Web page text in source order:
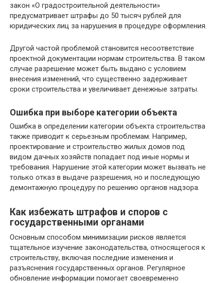
закон «О градостроительной деятельности»
предусматривает штрафы до 50 тысяч рублей для
юридических лиц за нарушения в процедуре оформления.
Другой частой проблемой становится несоответствие
проектной документации нормам строительства. В таком
случае разрешение может быть выдано с условием
внесения изменений, что существенно задерживает
сроки строительства и увеличивает денежные затраты.
Ошибка при выборе категории объекта
Ошибка в определении категории объекта строительства
также приводит к серьезным проблемам. Например,
проектирование и строительство жилых домов под
видом дачных хозяйств попадает под иные нормы и
требования. Нарушение этой категории может вызвать не
только отказ в выдаче разрешения, но и последующую
демонтажную процедуру по решению органов надзора.
Как избежать штрафов и споров с
государственными органами
Основным способом минимизации рисков является
тщательное изучение законодательства, относящегося к
строительству, включая последние изменения и
разъяснения государственных органов. Регулярное
обновление информации помогает своевременно